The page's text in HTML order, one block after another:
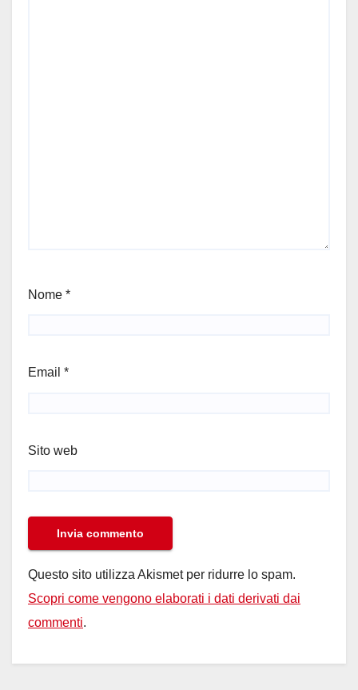
Nome *
Email *
Sito web
Questo sito utilizza Akismet per ridurre lo spam.
Scopri come vengono elaborati i dati derivati dai
commenti.